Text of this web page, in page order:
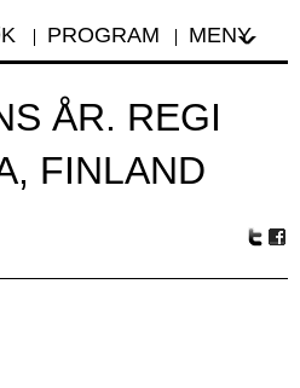
PROGRAM MENY
ÅR. REGI
FINLAND